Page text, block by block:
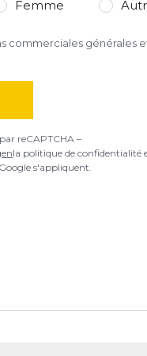
–
Femme
commerciales générales
reCAPTCHA –
la politique de confidentialité
s'appliquent.